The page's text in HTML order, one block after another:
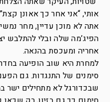
אותי, “אני אחר כך אאונן
אתה לא מוכן עדיין, מחר
הפיג’מה שלה ובלי להתלבש
אחריה ומעכסת בהנאה.
למחרת היא שוב הופיעה
סימנים של התנגדות. גם
שבכדורגל לא מתחילים